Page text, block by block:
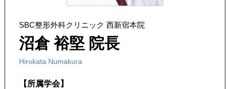
SBC整形外科クリニック 西新宿本院
沼倉 裕堅 院長
Hirokata Numakura
【所属学会】